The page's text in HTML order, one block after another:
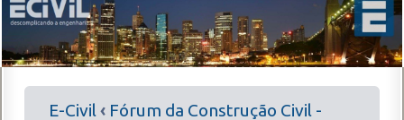
E-Civil‹ Fórum da Construção Civil -